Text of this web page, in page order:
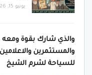
يونيو 15, 2026
والذي شارك بقوة ومعه
والمستثمرين
للسياحة لشرم الشيخ